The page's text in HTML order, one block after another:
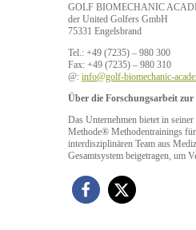
GOLF BIOMECHANIC
der United Golfers GmbH
75331 Engelsbrand
Tel.: +49 (7235) – 980 300
Fax: +49 (7235) – 980 310
@: info@golf-biomechanic-
Über die Forschungsarbeit
Das Unternehmen bietet in
Methode® Methodentrainings für
interdisziplinären Team aus
Gesamtsystem beigetragen, um